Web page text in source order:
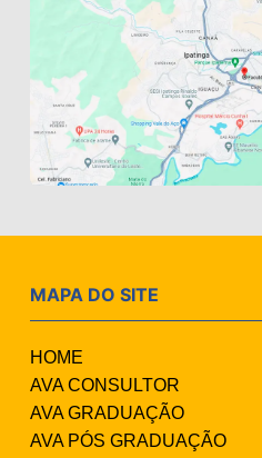
MAPA DO SITE
HOME
AVA CONSULTOR
AVA GRADUAÇÃO
AVA PÓS GRADUAÇÃO